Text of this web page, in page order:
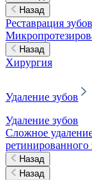
Назад
Реставрация зубов
Назад
Хирургия
Удаление зубов
Удаление зубов
Сложное
ретинированного
Назад
Назад